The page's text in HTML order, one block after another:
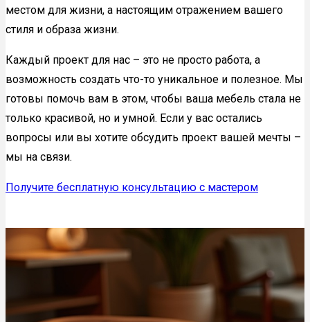
местом для жизни, а настоящим отражением вашего
стиля и образа жизни.
Каждый проект для нас – это не просто работа, а
возможность создать что-то уникальное и полезное. Мы
готовы помочь вам в этом, чтобы ваша мебель стала не
только красивой, но и умной. Если у вас остались
вопросы или вы хотите обсудить проект вашей мечты –
мы на связи.
Получите бесплатную консультацию с мастером